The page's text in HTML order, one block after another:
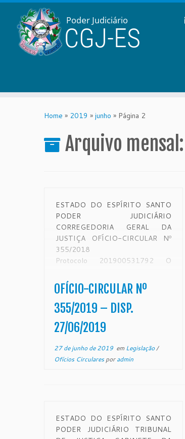
Home » 2019 » junho » Página 2
Arquivo mensal:
ESTADO DO ESPÍRITO SANTO
PODER JUDICIÁRIO
CORREGEDORIA GERAL DA
JUSTIÇA OFÍCIO-CIRCULAR Nº
355/2018
Protocolo 201900531792 O
BRASIL JUNIOR, Corregedor-
Geral da Justiça do Estado do
Espírito Santo, no uso de suas
atribuições legais:
CONSIDERANDO que a
órgão de fiscalização, disciplina e
orientação administrativa, com
OFÍCIO-CIRCULAR Nº
355/2019 – DISP.
27/06/2019
27 de junho de 2019 em Legislação/
Ofícios Circularesporadmin
ESTADO DO ESPÍRITO SANTO
PODER JUDICIÁRIO TRIBUNAL